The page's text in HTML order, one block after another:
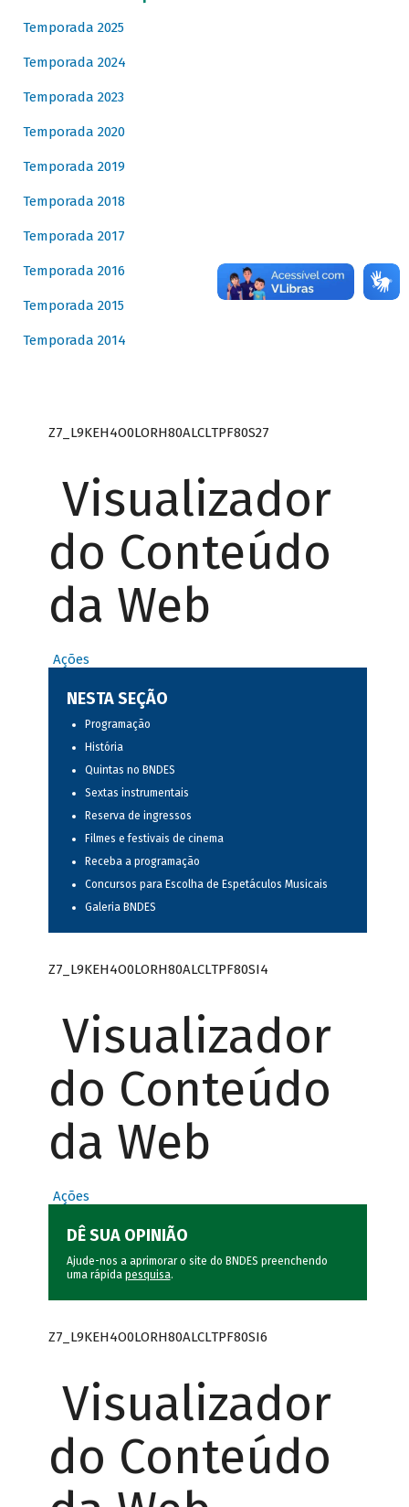
Temporada 2025
Temporada 2024
Temporada 2023
Temporada 2020
Temporada 2019
Temporada 2018
Temporada 2017
Temporada 2016
Temporada 2015
Temporada 2014
Z7_L9KEH4O0LORH80ALCLTPF80S27
Visualizador
do Conteúdo
da Web
Ações
NESTA SEÇÃO
Programação
História
Quintas no BNDES
Sextas instrumentais
Reserva de ingressos
Filmes e festivais de cinema
Receba a programação
Concursos para Escolha de Espetáculos Musicais
Galeria BNDES
Z7_L9KEH4O0LORH80ALCLTPF80SI4
Visualizador
do Conteúdo
da Web
Ações
DÊ SUA OPINIÃO
Ajude-nos a aprimorar o site do BNDES preenchendo
uma rápida pesquisa.
Z7_L9KEH4O0LORH80ALCLTPF80SI6
Visualizador
do Conteúdo